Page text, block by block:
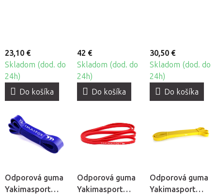
23,10 €
Skladom (dod. do
24h)
Do košíka
42 €
Skladom (dod. do
24h)
Do košíka
30,50 €
Skladom (dod. do
24h)
Do košíka
Odporová guma
Yakimasport
Odporová guma
Yakimasport
Odporová guma
Yakimasport